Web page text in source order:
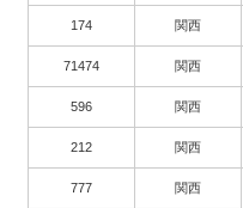
174 関西
71474 関西
596 関西
212 関西
777 関西